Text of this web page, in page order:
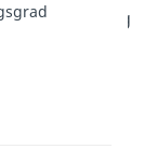
Vorgang
er mit
ist.